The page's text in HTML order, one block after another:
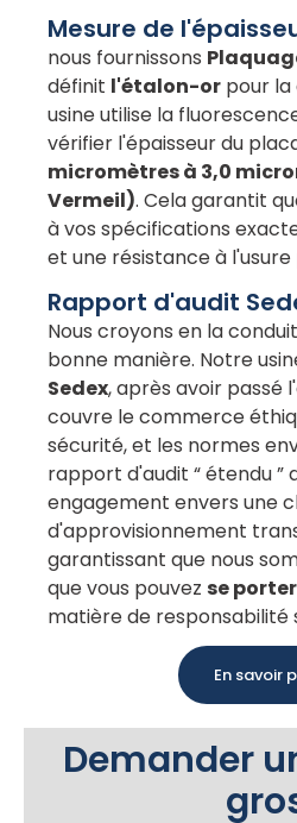
Mesure de
nous fournissons
définit l'étalon-or pour
usine utilise la
vérifier l'épaisseur du
micromètres à 3,0
Vermeil). Cela garantit
à vos spécifications
et une résistance à
Rapport d'audit
Nous croyons en la
bonne manière. Notre
Sedex, après avoir passé
couvre le commerce
sécurité, et les normes
rapport d'audit “ étendu
engagement envers une
d'approvisionnement
garantissant que nous
que vous pouvez se
matière de responsabilité
En savoir
Demander